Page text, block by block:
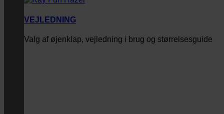
VEJLEDNING
Valg af øjenklap, vejledning i brug og størrelsesguide